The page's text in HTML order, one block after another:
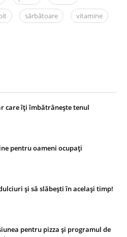
sărbătoare
vitamine
care îți îmbătrânește tenul
pentru oameni ocupați
și să slăbești în același timp!
pentru pizza și programul de